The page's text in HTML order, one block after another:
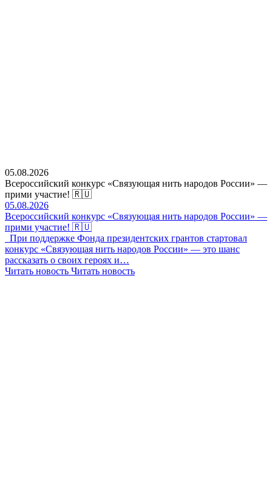
05.08.2026
Всероссийский конкурс «Связующая нить народов России» —
прими участие! 🇷🇺
05.08.2026
Всероссийский конкурс «Связующая нить народов России» —
прими участие! 🇷🇺
При поддержке Фонда президентских грантов стартовал
конкурс «Связующая нить народов России» — это шанс
рассказать о своих героях и…
Читать новость Читать новость